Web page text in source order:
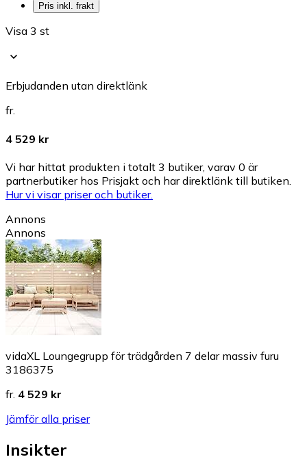
Pris inkl. frakt
Visa 3 st
Erbjudanden utan direktlänk
fr.
4 529 kr
Vi har hittat produkten i totalt 3 butiker, varav 0 är
partnerbutiker hos Prisjakt och har direktlänk till butiken.
Hur vi visar priser och butiker.
Annons
Annons
vidaXL Loungegrupp för trädgården 7 delar massiv furu
3186375
fr. 4 529 kr
Jämför alla priser
Insikter